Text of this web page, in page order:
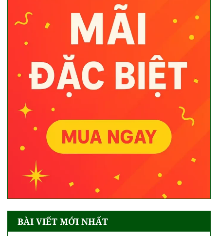
BÀI VIẾT MỚI NHẤT